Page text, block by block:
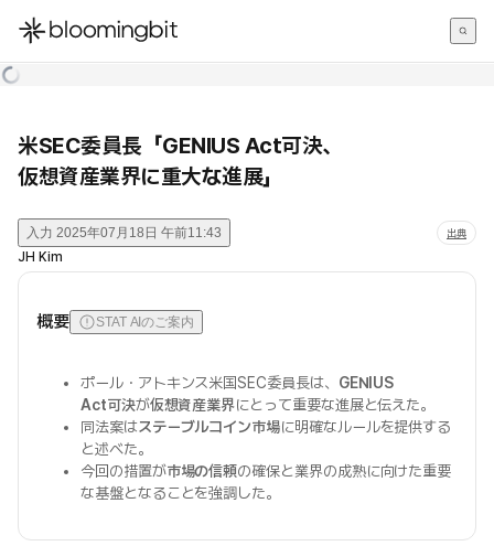
한국어
米SEC委員長「GENIUS Act可決、
仮想資産業界に重大な進展」
入力 2025年07月18日 午前11:43 出典
JH Kim
概要 STAT AIのご案内
ポール・アトキンス米国SEC委員長は、 GENIUS
Act可決が仮想資産業界にとって重要な進展と伝えた。
同法案はステーブルコイン市場に明確なルールを提供する
と述べた。
今回の措置が市場の信頼の確保と業界の成熟に向けた重要
な基盤となることを強調した。